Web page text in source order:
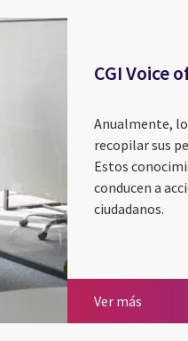
CGI Voice
Anualmente,
recopilar sus
Estos
conducen a
ciudadanos.
Ver más